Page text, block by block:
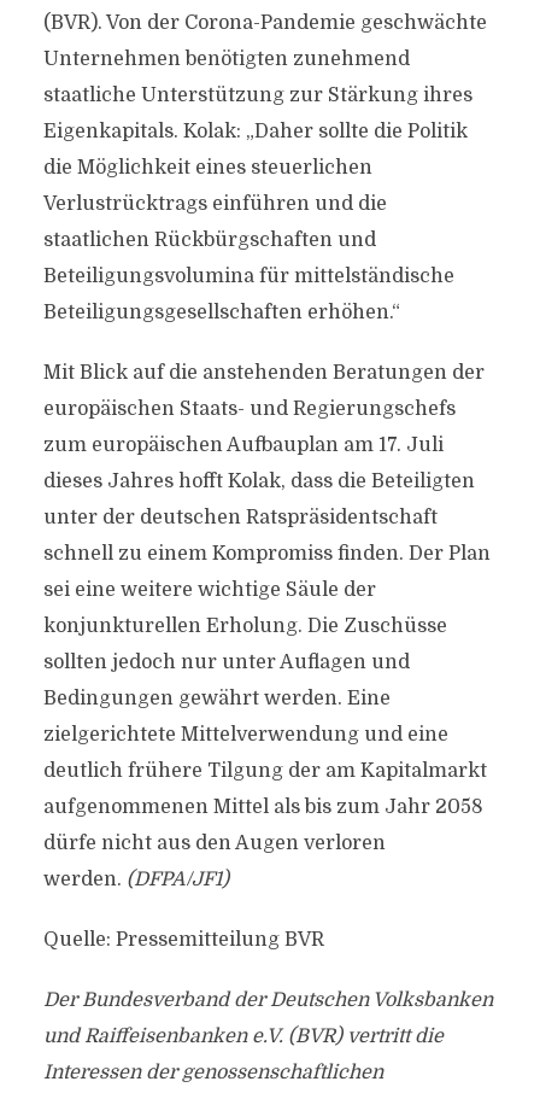
(BVR). Von der Corona-Pandemie geschwächte
Unternehmen benötigten zunehmend
staatliche Unterstützung zur Stärkung ihres
Eigenkapitals. Kolak: „Daher sollte die Politik
die Möglichkeit eines steuerlichen
Verlustrücktrags einführen und die
staatlichen Rückbürgschaften und
Beteiligungsvolumina für mittelständische
Beteiligungsgesellschaften erhöhen.“
Mit Blick auf die anstehenden Beratungen der
europäischen Staats- und Regierungschefs
zum europäischen Aufbauplan am 17. Juli
dieses Jahres hofft Kolak, dass die Beteiligten
unter der deutschen Ratspräsidentschaft
schnell zu einem Kompromiss finden. Der Plan
sei eine weitere wichtige Säule der
konjunkturellen Erholung. Die Zuschüsse
sollten jedoch nur unter Auflagen und
Bedingungen gewährt werden. Eine
zielgerichtete Mittelverwendung und eine
deutlich frühere Tilgung der am Kapitalmarkt
aufgenommenen Mittel als bis zum Jahr 2058
dürfe nicht aus den Augen verloren
werden. (DFPA/JF1)
Quelle: Pressemitteilung BVR
Der Bundesverband der Deutschen Volksbanken
und Raiffeisenbanken e.V. (BVR) vertritt die
Interessen der genossenschaftlichen